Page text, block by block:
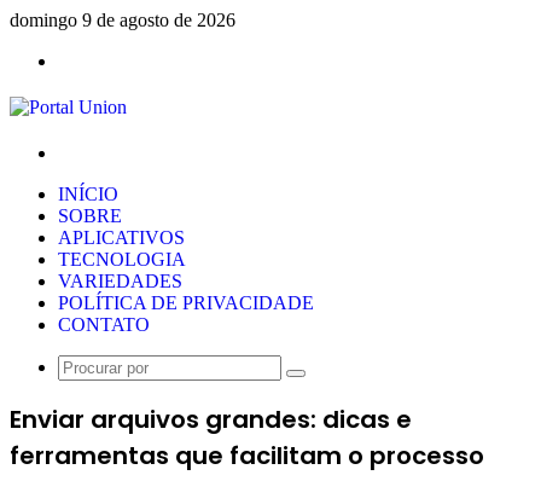
domingo 9 de agosto de 2026
INÍCIO
SOBRE
APLICATIVOS
TECNOLOGIA
VARIEDADES
POLÍTICA DE PRIVACIDADE
CONTATO
Procurar
Enviar arquivos grandes: dicas e
ferramentas que facilitam o processo